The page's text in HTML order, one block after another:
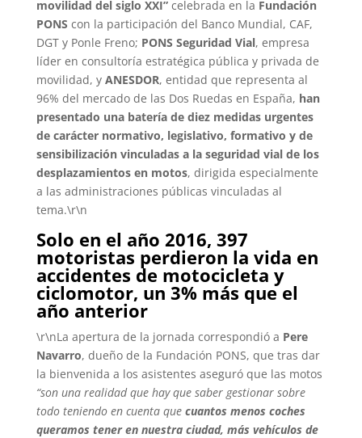
movilidad del siglo XXI”celebrada en la Fundación
PONS con la participación del Banco Mundial, CAF,
DGT y Ponle Freno; PONS Seguridad Vial, empresa
líder en consultoría estratégica pública y privada de
movilidad, y ANESDOR, entidad que representa al
96% del mercado de las Dos Ruedas en España, han
presentado una batería de diez medidas urgentes
de carácter normativo, legislativo, formativo y de
sensibilización vinculadas a la seguridad vial de los
desplazamientos en motos, dirigida especialmente
a las administraciones públicas vinculadas al
tema.\r\n
Solo en el año 2016, 397
motoristas perdieron la vida en
accidentes de motocicleta y
ciclomotor, un 3% más que el
año anterior
\r\nLa apertura de la jornada correspondió a Pere
Navarro, dueño de la Fundación PONS, que tras dar
la bienvenida a los asistentes aseguró que las motos
“son una realidad que hay que saber gestionar sobre
todo teniendo en cuenta que cuantos menos coches
queramos tener en nuestra ciudad, más vehículos de